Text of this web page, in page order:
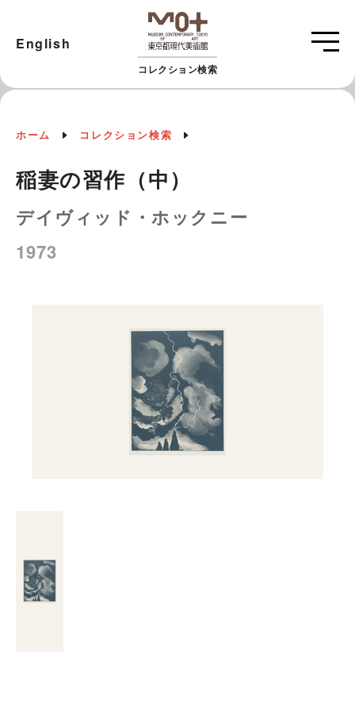
コレクション検索
English
ホーム コレクション検索
稲妻の習作（中）
デイヴィッド・ホックニー
1973